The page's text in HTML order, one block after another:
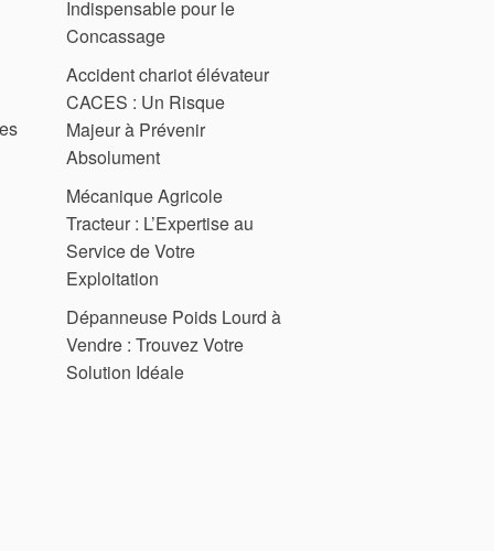
Indispensable pour le
Concassage
Accident chariot élévateur
CACES : Un Risque
Majeur à Prévenir
Absolument
Mécanique Agricole
Tracteur : L’Expertise au
Service de Votre
Exploitation
Dépanneuse Poids Lourd à
Vendre : Trouvez Votre
Solution Idéale